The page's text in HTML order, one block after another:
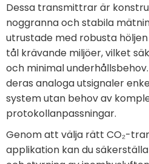
Dessa transmittrar är
noggranna och stabila
utrustade med robusta
tål krävande miljöer, vilket
och minimal
deras analoga utsignaler
system utan behov av
protokollanpassningar.
Genom att välja rätt CO₂-
applikation kan du